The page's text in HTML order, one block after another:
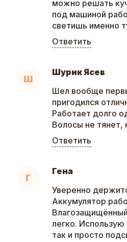
можно решать
под машиной
светишь именно
Ответить
Ш
Шурик Ясев
Шел вообще
пригодился
Работает долго
Волосы не тянет,
Ответить
Г
Гена
Уверенно
Аккумулятор
легко.
так и просто